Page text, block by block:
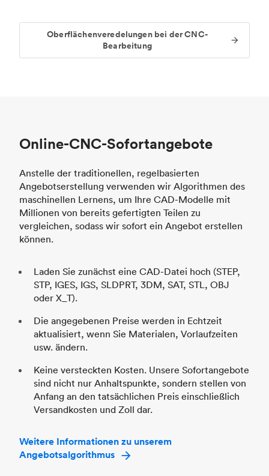
Oberflächenveredelungen bei der CNC-
Bearbeitung
Online-CNC-Sofortangebote
Anstelle der traditionellen, regelbasierten
Angebotserstellung verwenden wir Algorithmen des
maschinellen Lernens, um Ihre CAD-Modelle mit
Millionen von bereits gefertigten Teilen zu
vergleichen, sodass wir sofort ein Angebot erstellen
können.
Laden Sie zunächst eine CAD-Datei hoch (STEP,
STP, IGES, IGS, SLDPRT, 3DM, SAT, STL, OBJ
oder X_T).
Die angegebenen Preise werden in Echtzeit
aktualisiert, wenn Sie Materialen, Vorlaufzeiten
usw. ändern.
Keine versteckten Kosten. Unsere Sofortangebote
sind nicht nur Anhaltspunkte, sondern stellen von
Anfang an den tatsächlichen Preis einschließlich
Versandkosten und Zoll dar.
Weitere Informationen zu unserem
Angebotsalgorithmus